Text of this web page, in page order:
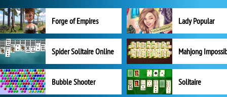
Forge of Empires Lady Popular
Spider Solitaire Online Mahjong
Bubble Shooter Solitaire